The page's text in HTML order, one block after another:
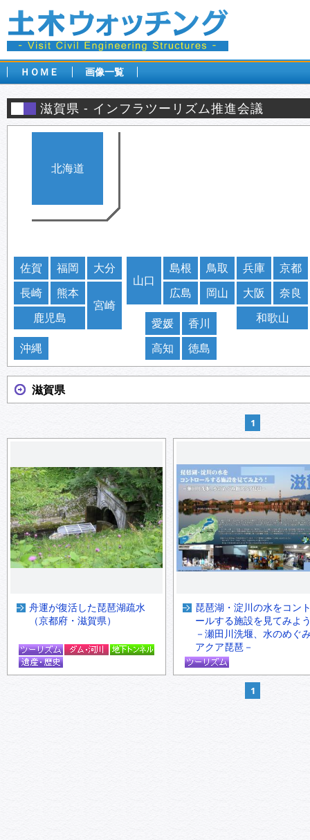
ＨＯＭＥ 画像一覧
滋賀県 インフラツーリズム推進会議
北海道
京都
奈良
兵庫
大阪
和歌山
鳥取
岡山
島根
広島
山口
香川
愛媛
徳島
高知
大分
宮崎
福岡
熊本
佐賀
長崎
鹿児島
沖縄
滋賀県
1
舟運が復活した琵琶湖疏水
（京都府・滋賀県）
琵琶湖・淀川の水をコン
ールする施設を見てみよ
－瀬田川洗堰、水のめぐ
アクア琵琶－
1